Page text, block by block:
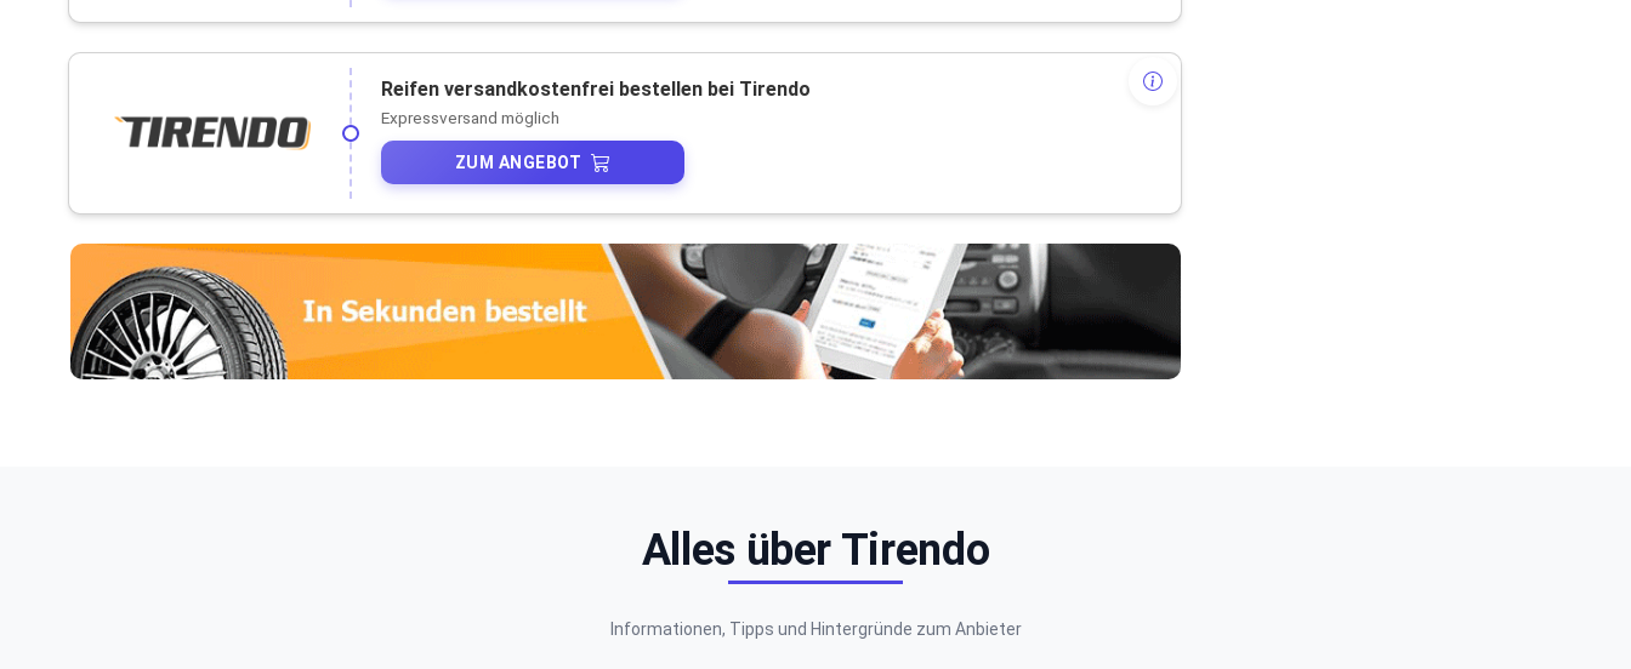
Reifen versandkostenfrei bestellen bei Tirendo
Expressversand möglich
ZUM ANGEBOT
Alles über Tirendo
Informationen, Tipps und Hintergründe zum Anbieter